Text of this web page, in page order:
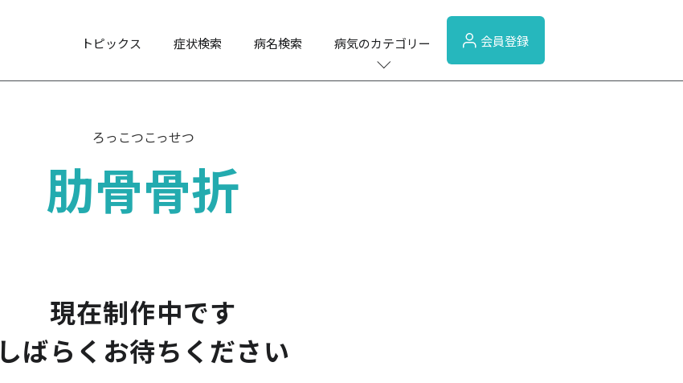
トピックス 症状検索 病名検索 病気のカテゴリー 会員登録
ろっこつこっせつ
肋骨骨折
現在制作中です
しばらくお待ちください